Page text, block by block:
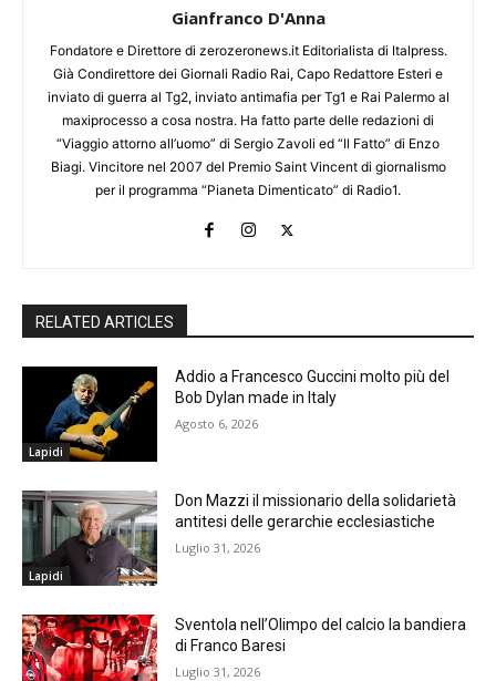
Gianfranco D'Anna
Fondatore e Direttore di zerozeronews.it Editorialista di Italpress.
Già Condirettore dei Giornali Radio Rai, Capo Redattore Esteri e
inviato di guerra al Tg2, inviato antimafia per Tg1 e Rai Palermo al
maxiprocesso a cosa nostra. Ha fatto parte delle redazioni di
“Viaggio attorno all’uomo” di Sergio Zavoli ed “Il Fatto” di Enzo
Biagi. Vincitore nel 2007 del Premio Saint Vincent di giornalismo
per il programma “Pianeta Dimenticato” di Radio1.
RELATED ARTICLES
Lapidi
Addio a Francesco Guccini molto più del
Bob Dylan made in Italy
Agosto 6, 2026
Lapidi
Don Mazzi il missionario della solidarietà
antitesi delle gerarchie ecclesiastiche
Luglio 31, 2026
Sventola nell’Olimpo del calcio la bandiera
di Franco Baresi
Luglio 31, 2026